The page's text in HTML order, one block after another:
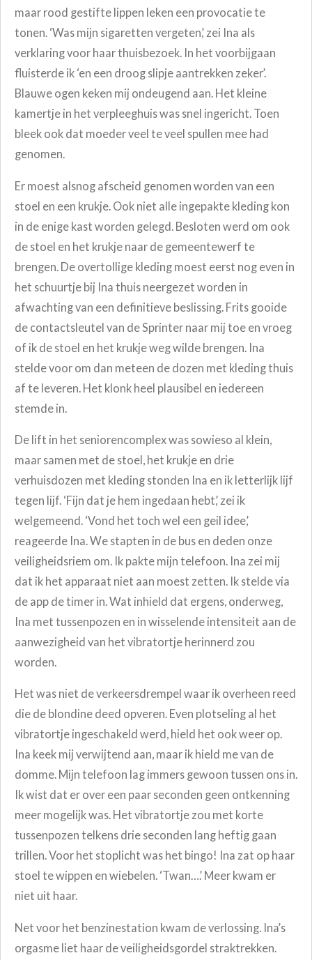
maar rood gestifte lippen leken een provocatie te
tonen. ‘Was mijn sigaretten vergeten,’ zei Ina als
verklaring voor haar thuisbezoek. In het voorbijgaan
fluisterde ik ‘en een droog slipje aantrekken zeker’.
Blauwe ogen keken mij ondeugend aan. Het kleine
kamertje in het verpleeghuis was snel ingericht. Toen
bleek ook dat moeder veel te veel spullen mee had
genomen.
Er moest alsnog afscheid genomen worden van een
stoel en een krukje. Ook niet alle ingepakte kleding kon
in de enige kast worden gelegd. Besloten werd om ook
de stoel en het krukje naar de gemeentewerf te
brengen. De overtollige kleding moest eerst nog even in
het schuurtje bij Ina thuis neergezet worden in
afwachting van een definitieve beslissing. Frits gooide
de contactsleutel van de Sprinter naar mij toe en vroeg
of ik de stoel en het krukje weg wilde brengen. Ina
stelde voor om dan meteen de dozen met kleding thuis
af te leveren. Het klonk heel plausibel en iedereen
stemde in.
De lift in het seniorencomplex was sowieso al klein,
maar samen met de stoel, het krukje en drie
verhuisdozen met kleding stonden Ina en ik letterlijk lijf
tegen lijf. ‘Fijn dat je hem ingedaan hebt,’ zei ik
welgemeend. ‘Vond het toch wel een geil idee,’
reageerde Ina. We stapten in de bus en deden onze
veiligheidsriem om. Ik pakte mijn telefoon. Ina zei mij
dat ik het apparaat niet aan moest zetten. Ik stelde via
de app de timer in. Wat inhield dat ergens, onderweg,
Ina met tussenpozen en in wisselende intensiteit aan de
aanwezigheid van het vibratortje herinnerd zou
worden.
Het was niet de verkeersdrempel waar ik overheen reed
die de blondine deed opveren. Even plotseling al het
vibratortje ingeschakeld werd, hield het ook weer op.
Ina keek mij verwijtend aan, maar ik hield me van de
domme. Mijn telefoon lag immers gewoon tussen ons in.
Ik wist dat er over een paar seconden geen ontkenning
meer mogelijk was. Het vibratortje zou met korte
tussenpozen telkens drie seconden lang heftig gaan
trillen. Voor het stoplicht was het bingo! Ina zat op haar
stoel te wippen en wiebelen. ‘Twan….’ Meer kwam er
niet uit haar.
Net voor het benzinestation kwam de verlossing. Ina’s
orgasme liet haar de veiligheidsgordel straktrekken.